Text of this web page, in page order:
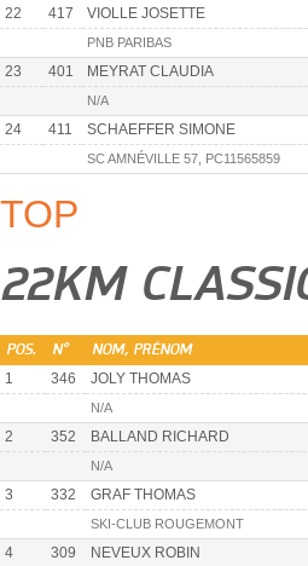
22 417 VIOLLE JOSETTE
PNB PARIBAS
23 401 MEYRAT CLAUDIA
N/A
24 411 SCHAEFFER SIMONE
SC AMNÉVILLE 57, PC11565859
TOP
22KM
POS. N° NOM, PRÉNOM
1 346 JOLY THOMAS
N/A
2 352 BALLAND RICHARD
N/A
3 332 GRAF THOMAS
SKI-CLUB ROUGEMONT
4 309 NEVEUX ROBIN